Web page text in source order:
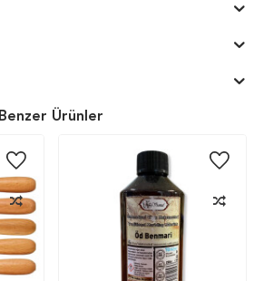
Benzer Ürünler